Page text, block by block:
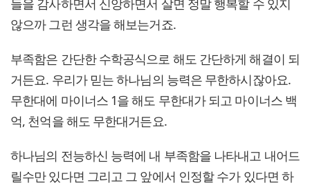
들을 감사하면서 신앙하면서 살면 정말 행복할 수 있지
않으까 그런 생각을 해보는거죠.
부족함은 간단한 수학공식으로 해도 간단하게 해결이 되
거든요. 우리가 믿는 하나님의 능력은 무한하시잖아요.
무한대에 마이너스 1을 해도 무한대가 되고 마이너스 백
억, 천억을 해도 무한대거든요.
하나님의 전능하신 능력에 내 부족함을 나타내고 내어드
릴수만 있다면 그리고 그 앞에서 인정할 수가 있다면 하